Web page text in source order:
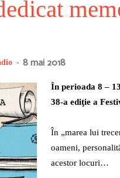
- 8 mai 2018
În perioada 8 –
38-a ediţie a
În „marea lui
oameni,
acestor locuri…